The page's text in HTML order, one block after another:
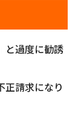
と過度に勧誘
正請求になり